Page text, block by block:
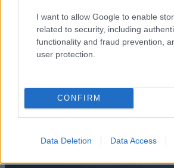
I want to allow Google to enable
related to security, including
functionality and fraud prevention,
user protection.
CONFIRM
Data Deletion Data Access